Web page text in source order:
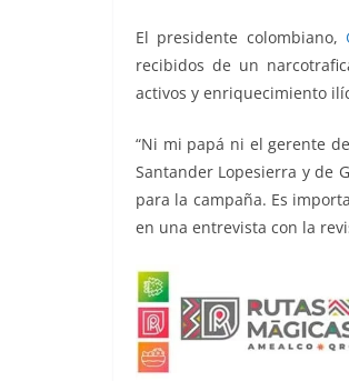
k
El presidente colombiano,
recibidos de un
activos y enriquecimiento
“Ni mi papá ni el gerente
Santander Lopesierra y de
para la campaña. Es
en una entrevista con la